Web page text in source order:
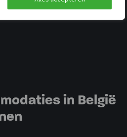
in België